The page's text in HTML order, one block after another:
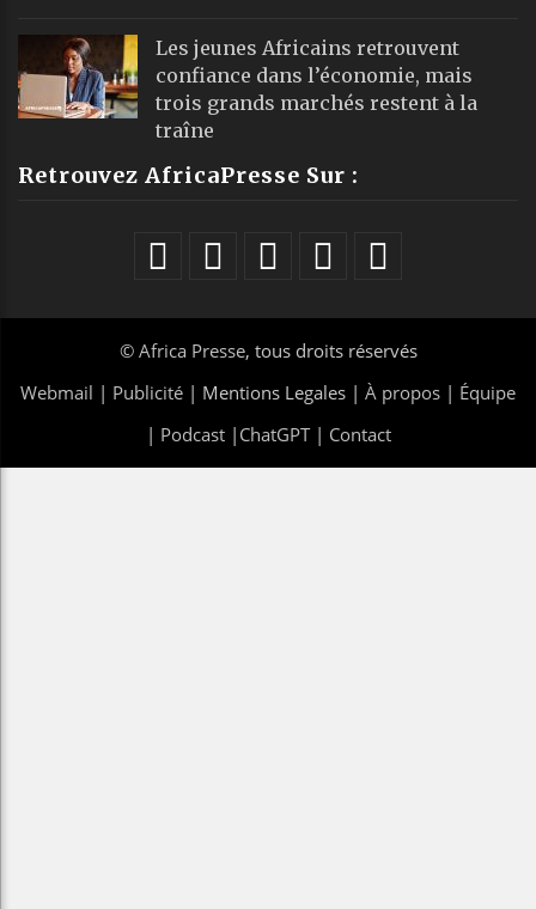
Les jeunes Africains retrouvent
confiance dans l’économie, mais
trois grands marchés restent à la
traîne
Retrouvez AfricaPresse Sur :
© Africa Presse, tous droits réservés
Webmail | Publicité | Mentions Legales | À propos | Équipe
| Podcast| ChatGPT| Contact